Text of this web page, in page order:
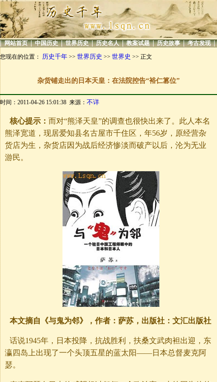
| 网站首页 | 中国历史 | 世界历史 | 历史名人 | 教案试题 | 历史故事 | 考古发现 |
您现在的位置： 历史千年 >> 世界历史 >> 世界史 >> 正文
杂货铺走出的日本天皇：在法院控告“裕仁篡位”
时间：2011-04-26 15:01:38 来源： 不详
核心提示： 而对“熊泽天皇”的调查也很快出来了。此人本名
熊泽宽道，现居爱知县名古屋市千住区，年56岁，原经营杂
货店为生，杂货店因为战后经济惨淡而破产以后，沦为无业
游民。
本文摘自《与鬼为邻》，作者：萨苏，出版社：文汇出版社
话说1945年，日本投降，抗战胜利，扶桑文武肉袒出迎，东
瀛四岛上出现了一个头顶五星的蓝太阳——日本总督麦克阿
瑟。